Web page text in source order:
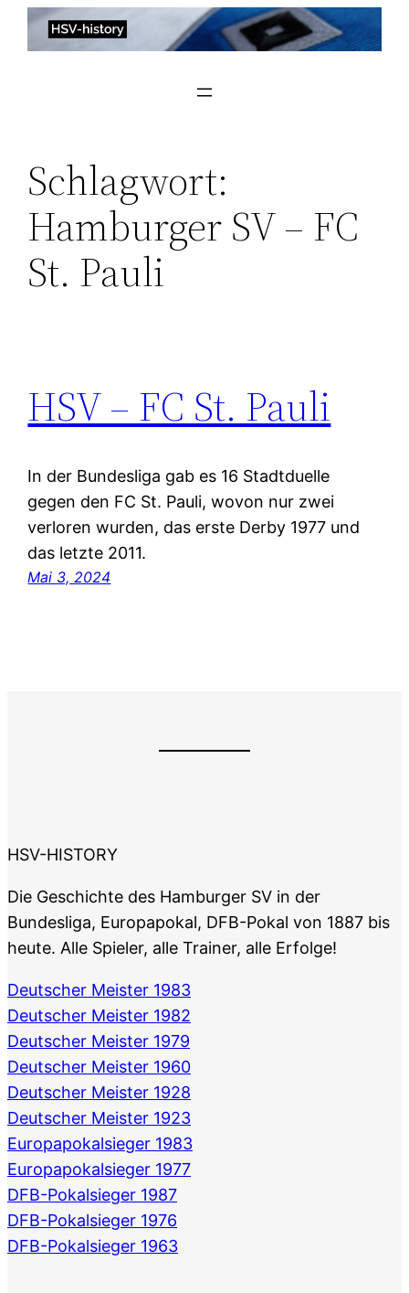
Zum
Inhalt
Schlagwort:
Hamburger SV – FC
St. Pauli
HSV – FC St. Pauli
In der Bundesliga gab es 16 Stadtduelle
gegen den FC St. Pauli, wovon nur zwei
verloren wurden, das erste Derby 1977 und
das letzte 2011.
Mai 3, 2024
HSV-HISTORY
Die Geschichte des Hamburger SV in der
Bundesliga, Europapokal, DFB-Pokal von 1887 bis
heute. Alle Spieler, alle Trainer, alle Erfolge!
Deutscher Meister 1983
Deutscher Meister 1982
Deutscher Meister 1979
Deutscher Meister 1960
Deutscher Meister 1928
Deutscher Meister 1923
Europapokalsieger 1983
Europapokalsieger 1977
DFB-Pokalsieger 1987
DFB-Pokalsieger 1976
DFB-Pokalsieger 1963